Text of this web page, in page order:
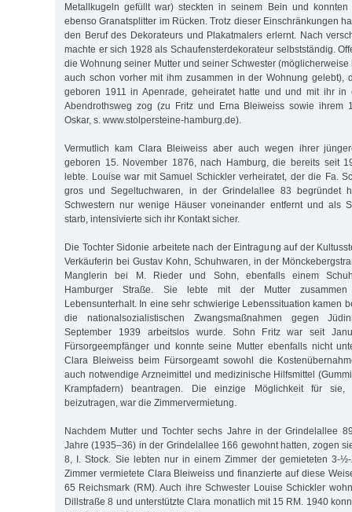
Metallkugeln gefüllt war) steckten in seinem Bein und konnten
ebenso Granatsplitter im Rücken. Trotz dieser Einschränkungen
den Beruf des Dekorateurs und Plakatmalers erlernt. Nach
machte er sich 1928 als Schaufensterdekorateur selbstständig.
die Wohnung seiner Mutter und seiner Schwester
auch schon vorher mit ihm zusammen in der Wohnung gelebt),
geboren 1911 in Apenrade, geheiratet hatte und und mit ihr
Abendrothsweg zog (zu Fritz und Erna Bleiweiss sowie ihrem
Oskar, s. www.stolpersteine-hamburg.de).
Vermutlich kam Clara Bleiweiss aber auch wegen ihrer
geboren 15. November 1876, nach Hamburg, die bereits seit
lebte. Louise war mit Samuel Schickler verheiratet, der die Fa.
gros und Segeltuchwaren, in der Grindelallee 83 begründet
Schwestern nur wenige Häuser voneinander entfernt und als
starb, intensivierte sich ihr Kontakt sicher.
Die Tochter Sidonie arbeitete nach der Eintragung auf der
Verkäuferin bei Gustav Kohn, Schuhwaren, in der
Manglerin bei M. Rieder und Sohn, ebenfalls einem
Hamburger Straße. Sie lebte mit der Mutter
Lebensunterhalt. In eine sehr schwierige Lebenssituation kamen
die nationalsozialistischen Zwangsmaßnahmen gegen
September 1939 arbeitslos wurde. Sohn Fritz war seit
Fürsorgeempfänger und konnte seine Mutter ebenfalls nicht
Clara Bleiweiss beim Fürsorgeamt sowohl die
auch notwendige Arzneimittel und medizinische Hilfsmittel
Krampfadern) beantragen. Die einzige Möglichkeit für sie,
beizutragen, war die Zimmervermietung.
Nachdem Mutter und Tochter sechs Jahre in der Grindelallee
Jahre (1935–36) in der Grindelallee 166 gewohnt hatten, zogen
8, I. Stock. Sie lebten nur in einem Zimmer der gemieteten 3-
Zimmer vermietete Clara Bleiweiss und finanzierte auf diese
65 Reichsmark (RM). Auch ihre Schwester Louise Schickler
Dillstraße 8 und unterstützte Clara monatlich mit 15 RM. 1940